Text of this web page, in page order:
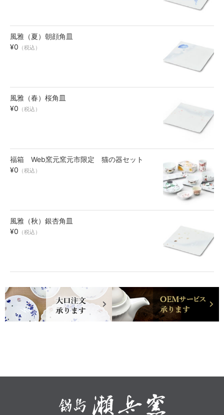
風雅（夏）朝顔角皿
¥0 （税込）
風雅（春）桜角皿
¥0 （税込）
福箱 Web窯元窯元市限定 猫の器セット
¥0 （税込）
風雅（秋）銀杏角皿
¥0 （税込）